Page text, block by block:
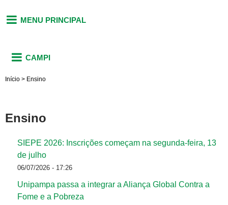
MENU PRINCIPAL
CAMPI
Início > Ensino
Ensino
SIEPE 2026: Inscrições começam na segunda-feira, 13
de julho
06/07/2026 - 17:26
Unipampa passa a integrar a Aliança Global Contra a
Fome e a Pobreza